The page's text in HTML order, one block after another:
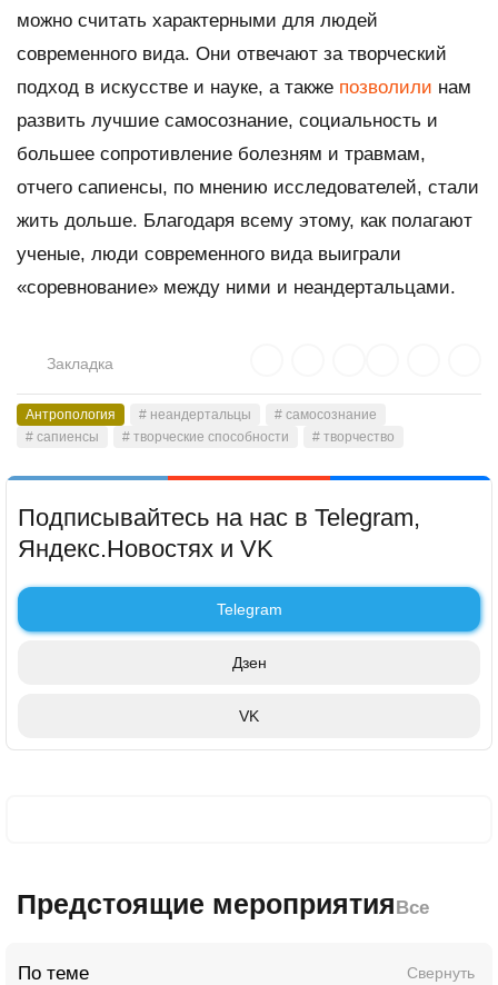
можно считать характерными для людей
современного вида. Они отвечают за творческий
подход в искусстве и науке, а также позволили нам
развить лучшие самосознание, социальность и
большее сопротивление болезням и травмам,
отчего сапиенсы, по мнению исследователей, стали
жить дольше. Благодаря всему этому, как полагают
ученые, люди современного вида выиграли
«соревнование» между ними и неандертальцами.
Закладка
Антропология # неандертальцы
# самосознание
# сапиенсы
# творческие способности # творчество
Подписывайтесь на нас в Telegram,
Яндекс.Новостях и VK
Telegram
Дзен
VK
Предстоящие мероприятияВсе
По теме Свернуть